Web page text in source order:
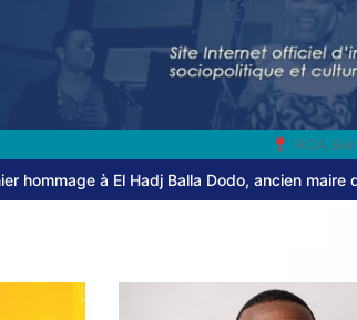
RCA,
ancien maire du 3ᵉ arrondissement